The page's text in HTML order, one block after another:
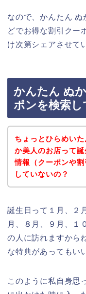
なので、かんたん
どでお得な割引クー
け次第シェアさせて
かんたん ぬ
ポンを検索
ちょっとひらめい
か美人のお店って
情報（クーポンや
していないの？
誕生日って１月、２
月、８月、９月、１
の人に訪れますから
な特典があってもい
このように私自身思